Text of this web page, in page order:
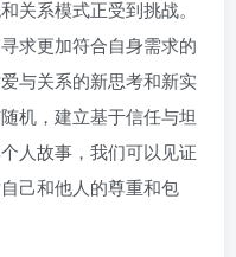
系模式正受到挑战。
求更加符合自身需求的
与关系的新思考和新实
机，建立基于信任与坦
人故事，我们可以见证
己和他人的尊重和包